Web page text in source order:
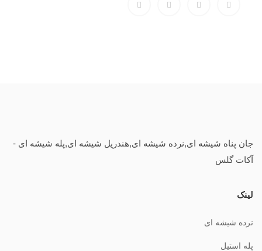
جان پناه شیشه ای,نرده شیشه ای,هندریل شیشه ای,پله شیشه ای -
آکات گلس
لینک
نرده شیشه ای
پله استیل